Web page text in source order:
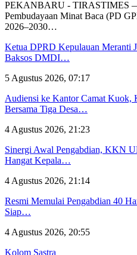
PEKANBARU - TIRASTIMES —
Pembudayaan Minat Baca (PD
2026–2030…
Ketua DPRD Kepulauan Meranti
Baksos DMDI…
5 Agustus 2026, 07:17
Audiensi ke Kantor Camat
Bersama Tiga Desa…
4 Agustus 2026, 21:23
Sinergi Awal Pengabdian, KKN
Hangat Kepala…
4 Agustus 2026, 21:14
Resmi Memulai Pengabdian 40
Siap…
4 Agustus 2026, 20:55
Kolom Sastra